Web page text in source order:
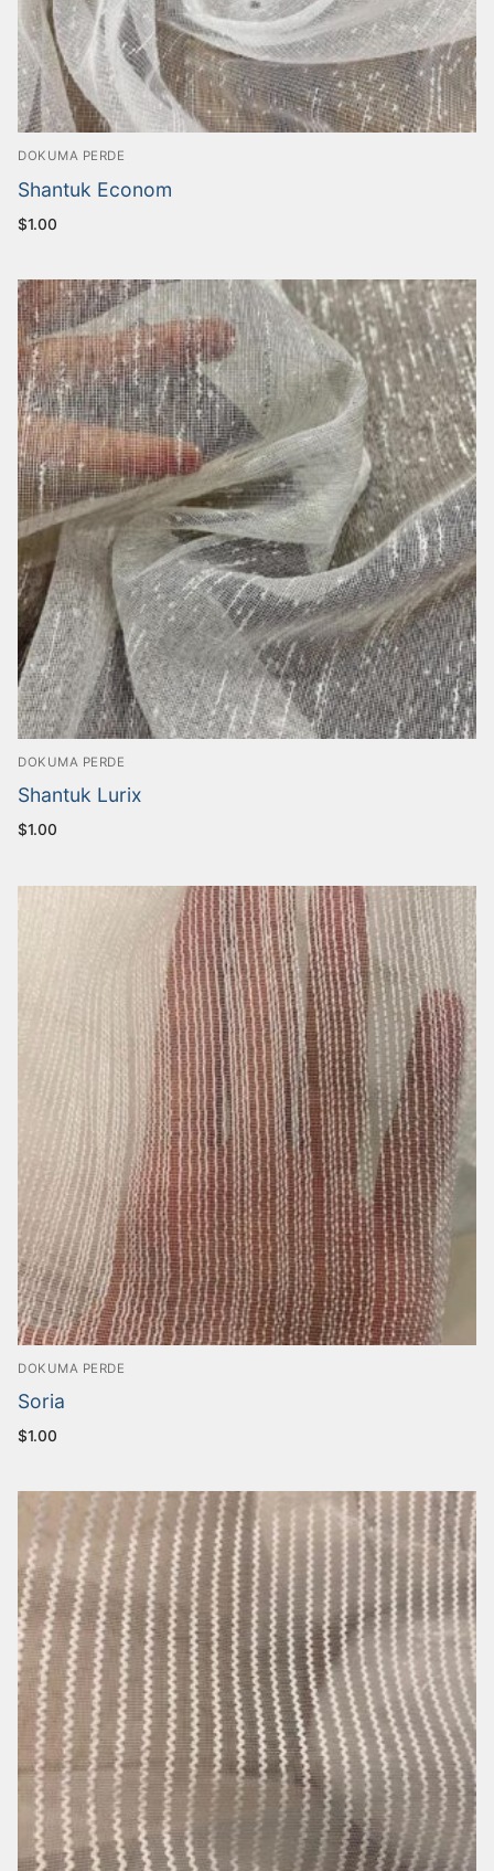
DOKUMA PERDE
Shantuk Econom
$1.00
DOKUMA PERDE
Shantuk Lurix
$1.00
DOKUMA PERDE
Soria
$1.00